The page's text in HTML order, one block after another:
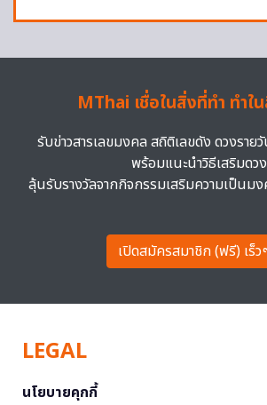
MThai เชื่อในสิ่งที่ทำ ทำใ
รับข่าวสารเลขมงคล สถิติเลขดัง ดวงราย
พร้อมแนะนำวิธีเสริมดวง
ลุ้นรับรางวัลจากกิจกรรมเสริมความเป็นม
เปิดสมัครสมาชิก (ฟรี) เร็
LEGAL
นโยบายคุกกี้